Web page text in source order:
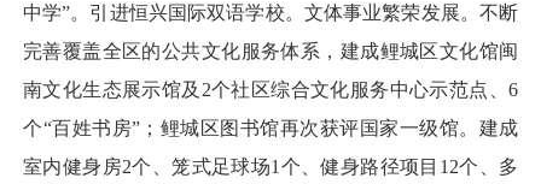
中学”。引进恒兴国际双语学校。文体事业繁荣发展。不断
完善覆盖全区的公共文化服务体系，建成鲤城区文化馆闽
南文化生态展示馆及2个社区综合文化服务中心示范点、6
个“百姓书房”；鲤城区图书馆再次获评国家一级馆。建成
室内健身房2个、笼式足球场1个、健身路径项目12个、多